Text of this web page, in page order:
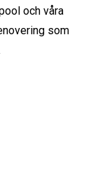
och våra
som